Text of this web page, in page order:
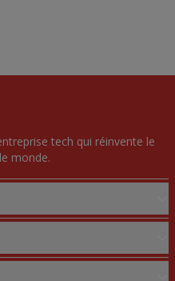
tech qui réinvente le
monde.